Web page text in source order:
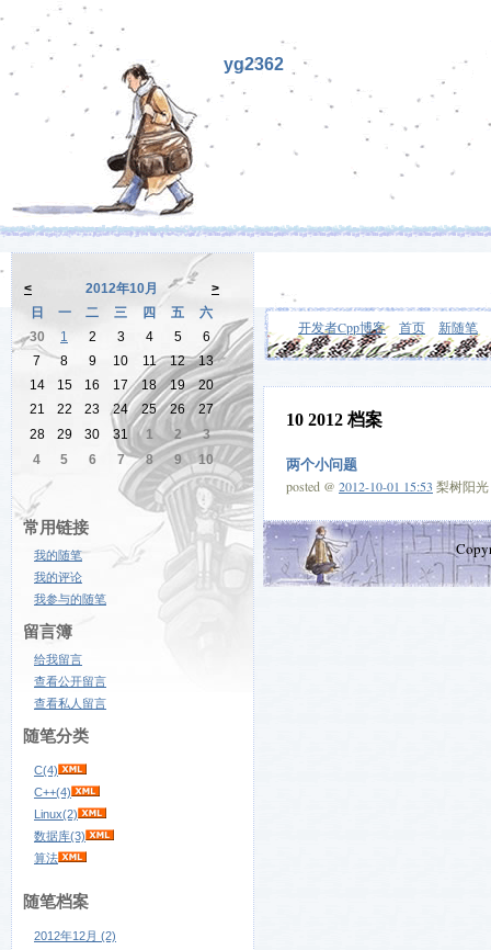
yg2362
开发者Cpp博客 首页 新随笔
< 2012年10月
>
日
一 二 三 四 五
六
30
1 2 3 4 5
6
7
8 9 10 11 12
13
14
15 16 17 18 19
20
21
22 23 24 25 26
27
28
29 30 31 1 2
3
4
5 6 7 8 9 10
常用链接
我的随笔
我的评论
我参与的随笔
留言簿
给我留言
查看公开留言
查看私人留言
随笔分类
C(4)
C++(4)
Linux(2)
数据库(3)
算法
随笔档案
2012年12月 (2)
10 2012 档案
两个小问题
posted @ 2012-10-01 15:53 梨树阳